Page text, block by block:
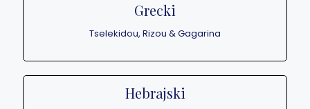
Grecki
Tselekidou, Rizou & Gagarina
Hebrajski